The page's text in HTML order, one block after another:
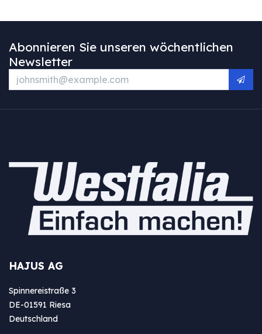
Abonnieren Sie unseren wöchentlichen
Newsletter
HAJUS AG
Spinnereistraße 3
DE-01591 Riesa
Deutschland